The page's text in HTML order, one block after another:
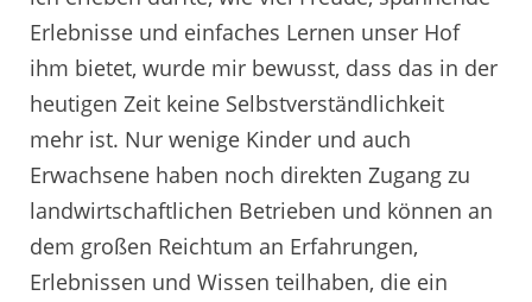
Erlebnisse und einfaches Lernen unser Hof
ihm bietet, wurde mir bewusst, dass das in der
heutigen Zeit keine Selbstverständlichkeit
mehr ist. Nur wenige Kinder und auch
Erwachsene haben noch direkten Zugang zu
landwirtschaftlichen Betrieben und können an
dem großen Reichtum an Erfahrungen,
Erlebnissen und Wissen teilhaben, die ein